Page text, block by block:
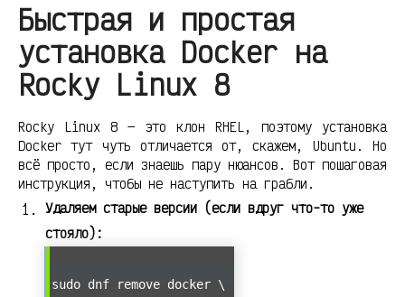
Быстрая и простая
установка Docker на
Rocky Linux 8
Rocky Linux 8 — это клон RHEL, поэтому установка
Docker тут чуть отличается от, скажем, Ubuntu. Но
всё просто, если знаешь пару нюансов. Вот пошаговая
инструкция, чтобы не наступить на грабли.
Удаляем старые версии (если вдруг что-то уже
стояло):
sudo dnf remove docker \